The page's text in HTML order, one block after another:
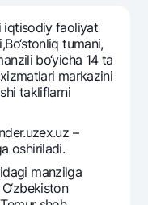
iqtisodiy faoliyat
tumani,
bo‘yicha 14 ta
xizmatlari markazini
takliflarni
–
oshiriladi.
manzilga